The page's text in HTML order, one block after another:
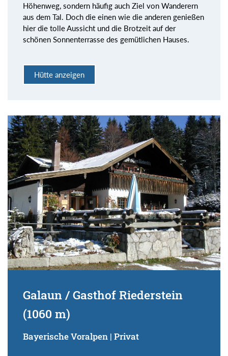
Höhenweg, sondern häufig auch Ziel von Wanderern
aus dem Tal. Doch die einen wie die anderen genießen
hier die tolle Aussicht und die Brotzeit auf der
schönen Sonnenterrasse des gemütlichen Hauses.
Hütte anzeigen
Galaun / Gasthof Riederstein
(1060 m)
Bayerische Voralpen | Privat